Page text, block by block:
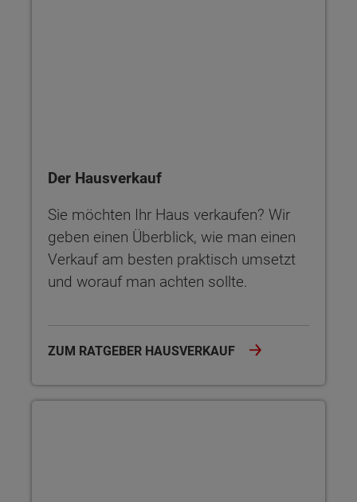
Der Hausverkauf
Sie möchten Ihr Haus verkaufen? Wir
geben einen Überblick, wie man einen
Verkauf am besten praktisch umsetzt
und worauf man achten sollte.
ZUM RATGEBER HAUSVERKAUF